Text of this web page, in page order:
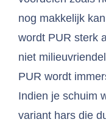
nog makkelijk
wordt PUR sterk
niet
PUR wordt
Indien je schuim
variant hars die